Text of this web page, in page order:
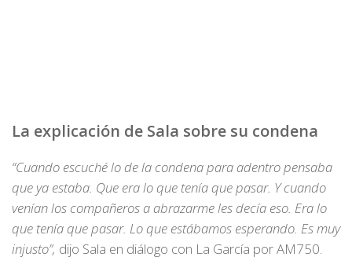
La explicación de Sala sobre su condena
“Cuando escuché lo de la condena para adentro pensaba
que ya estaba. Que era lo que tenía que pasar. Y cuando
venían los compañeros a abrazarme les decía eso. Era lo
que tenía que pasar. Lo que estábamos esperando. Es muy
injusto”, dijo Sala en diálogo con La García por AM750.